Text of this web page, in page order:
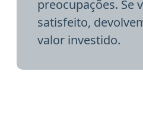
preocupações. Se
satisfeito,
valor investido.